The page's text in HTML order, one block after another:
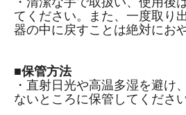
てください。また、一度取り
器の中に戻すことは絶対にお
■保管方法
・直射日光や高温多湿を避け
ないところに保管してください